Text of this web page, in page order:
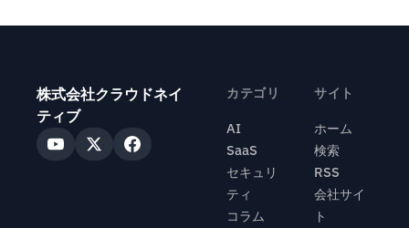
株式会社クラウドネイ
ティブ
カテゴリ
AI
SaaS
セキュリ
ティ
コラム
サイト
ホーム
検索
RSS
会社サイ
ト